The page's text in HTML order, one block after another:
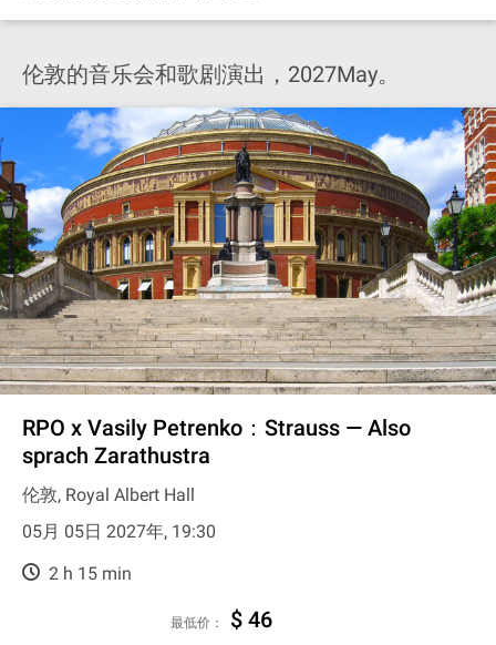
伦敦的音乐会和歌剧演出，2027May。
RPO x Vasily Petrenko：Strauss — Also
sprach Zarathustra
伦敦, Royal Albert Hall
05月 05日 2027年, 19:30
2 h 15 min
最低价： $ 46